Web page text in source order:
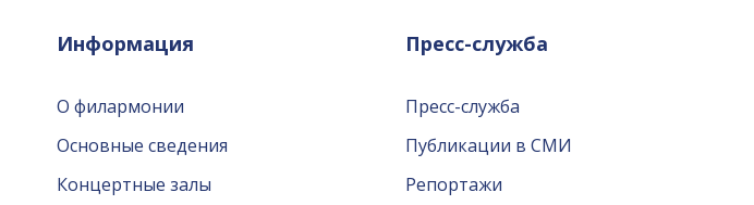
Информация
О филармонии
Основные сведения
Концертные залы
Пресс-служба
Пресс-служба
Публикации в СМИ
Репортажи